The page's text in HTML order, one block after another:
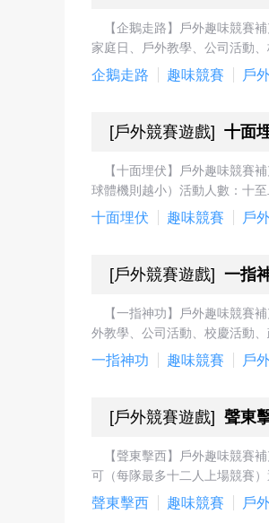
【企鵝走路】戶外趣味競賽
家庭日、戶外教學、公司活動
企鵝走路 趣味競賽 戶
[戶外競賽遊戲] 十面
【十面埋伏】戶外趣味競賽
球體機則越小）活動人數：十
十面埋伏 趣味競賽 戶
[戶外競賽遊戲] 一指
【一指神功】戶外趣味競賽
外教學、公司活動、校慶活動
一指神功 趣味競賽 戶
[戶外競賽遊戲] 聲東
【聲東擊西】戶外趣味競賽
可（每隊最多十二人上場競賽
聲東擊西 趣味競賽 戶